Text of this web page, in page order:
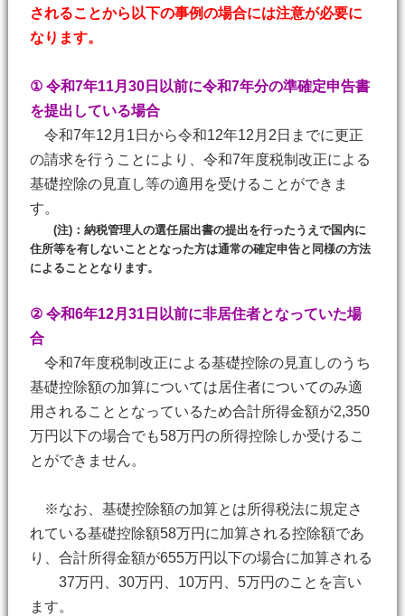
されることから以下の事例の場合には注意が必要に
なります。
① 令和7年11月30日以前に令和7年分の準確定申告書
を提出している場合
令和7年12月1日から令和12年12月2日までに更正
の請求を行うことにより、令和7年度税制改正による
基礎控除の見直し等の適用を受けることができま
す。
(注)：納税管理人の選任届出書の提出を行ったうえで国内に
住所等を有しないこととなった方は通常の確定申告と同様の方法
によることとなります。
② 令和6年12月31日以前に非居住者となっていた場
合
令和7年度税制改正による基礎控除の見直しのうち
基礎控除額の加算については居住者についてのみ適
用されることとなっているため合計所得金額が2,350
万円以下の場合でも58万円の所得控除しか受けるこ
とができません。
※なお、基礎控除額の加算とは所得税法に規定さ
れている基礎控除額58万円に加算される控除額であ
り、合計所得金額が655万円以下の場合に加算される
37万円、30万円、10万円、5万円のことを言い
ます。